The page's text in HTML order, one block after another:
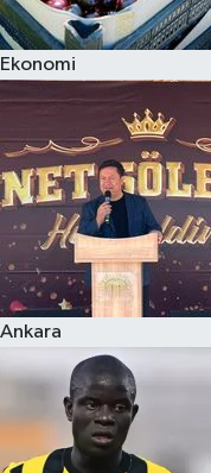
Ekonomi
Ankara